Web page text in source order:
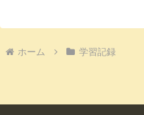
ホーム 学習記録